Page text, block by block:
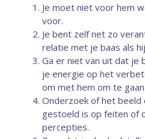
Je moet niet voor hem
voor.
Je bent zelf net zo
relatie met je baas als
Ga er niet van uit dat je
je energie op het
om met hem om te gaan.
Onderzoek of het beeld
gestoeld is op feiten of
percepties.